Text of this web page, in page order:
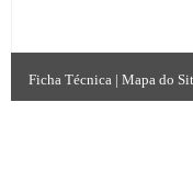
Ficha Técnica | Mapa do